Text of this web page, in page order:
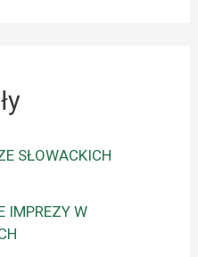
SŁOWACKICH
IMPREZY W